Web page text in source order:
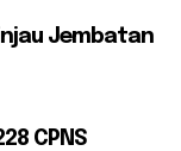
Jembatan
CPNS